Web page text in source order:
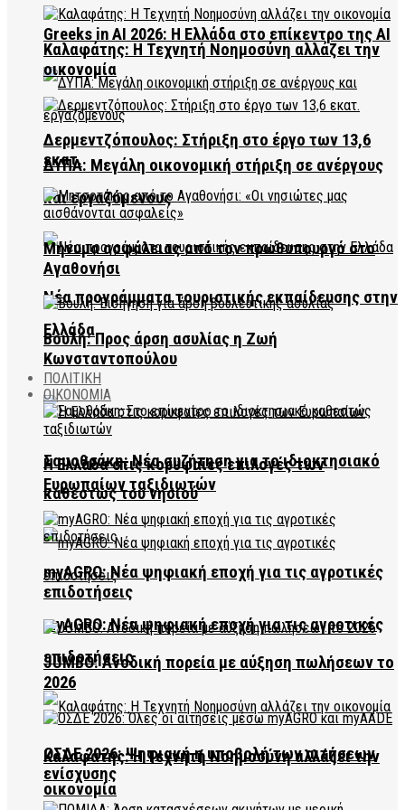
Greeks in AI 2026: Η Ελλάδα στο επίκεντρο της AI
ΔΥΠΑ: Μεγάλη οικονομική στήριξη σε ανέργους
και εργαζόμενους
Νέα προγράμματα τουριστικής εκπαίδευσης στην
Ελλάδα
ΠΟΛΙΤΙΚΗ
Σαμοθράκη: Νέα συζήτηση για το ιδιοκτησιακό
καθεστώς του νησιού
myAGRO: Νέα ψηφιακή εποχή για τις αγροτικές
επιδοτήσεις
Καλαφάτης: Η Τεχνητή Νοημοσύνη αλλάζει την
οικονομία
Καλαφάτης: Η Τεχνητή Νοημοσύνη αλλάζει την
οικονομία
Δερμεντζόπουλος: Στήριξη στο έργο των 13,6
εκατ.
Μήνυμα ασφάλειας από τον πρωθυπουργό στο
Αγαθονήσι
Βουλή: Προς άρση ασυλίας η Ζωή
Κωνσταντοπούλου
ΟΙΚΟΝΟΜΙΑ
Η Ελλάδα στις κορυφαίες επιλογές των
Ευρωπαίων ταξιδιωτών
myAGRO: Νέα ψηφιακή εποχή για τις αγροτικές
επιδοτήσεις
JUMBO: Ανοδική πορεία με αύξηση πωλήσεων το
2026
ΟΣΔΕ 2026: Ψηφιακή η υποβολή των αιτήσεων
ενίσχυσης